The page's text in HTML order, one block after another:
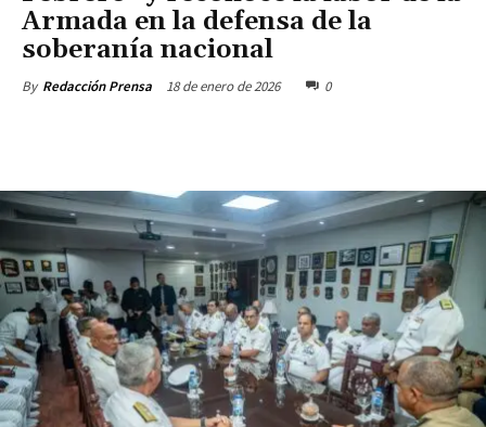
Armada en la defensa de la
soberanía nacional
By Redacción Prensa 18 de enero de 2026 0